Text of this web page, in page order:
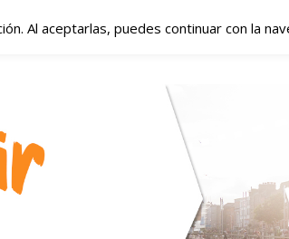
– Vivir en
en Irlanda
Al aceptarlas, puedes continuar con la